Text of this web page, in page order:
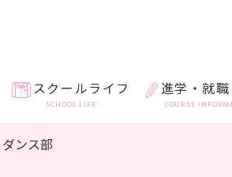
スクールライフ
SCHOOL LIFE
進学・就
COURSE
ダンス部